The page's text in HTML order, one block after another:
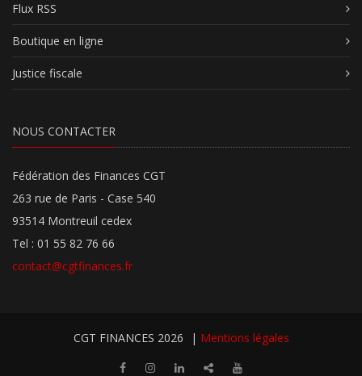
Flux RSS
Boutique en ligne
Justice fiscale
NOUS CONTACTER
Fédération des Finances CGT
263 rue de Paris - Case 540
93514 Montreuil cedex
Tel : 01 55 82 76 66
contact@cgtfinances.fr
CGT FINANCES 2026 | Mentions légales